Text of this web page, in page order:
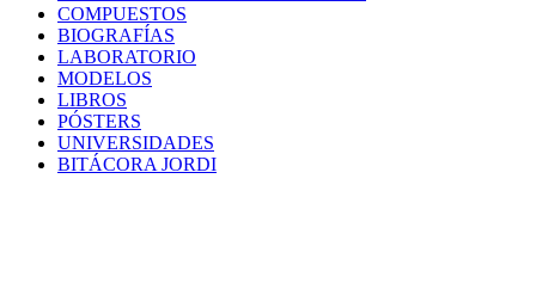
COMPUESTOS
BIOGRAFÍAS
LABORATORIO
MODELOS
LIBROS
PÓSTERS
UNIVERSIDADES
BITÁCORA JORDI